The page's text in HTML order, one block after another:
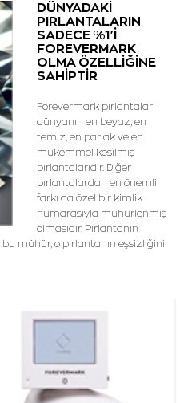
DÜNYADAKİ
PIRLANTALARIN
SADECE %1'İ
FOREVERMARK
OLMA ÖZELLİĞİNE
SAHİPTİR
Forevermark pırlantaları
dünyanın en beyaz, en
temiz, en parlak ve en
mükemmel kesilmiş
pırlantalarıdır. Diğer
pırlantalardan en önemli
farkı da özel bir kimlik
numarasıyla mühürlenmiş
olmasıdır. Pırlantanın
mühür, o pırlantanın eşsizliğini